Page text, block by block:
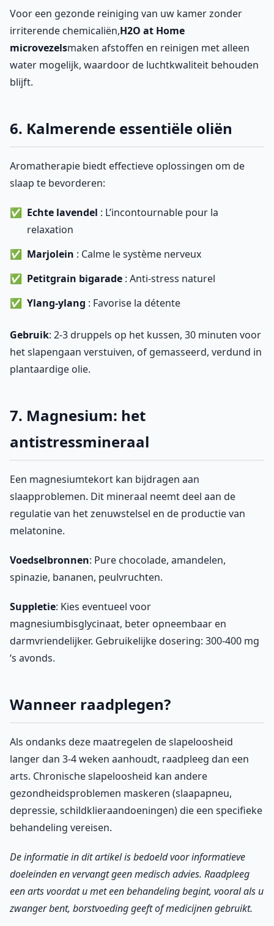
Voor een gezonde reiniging van uw kamer zonder
irriterende chemicaliën,H2O at Home
microvezelsmaken afstoffen en reinigen met alleen
water mogelijk, waardoor de luchtkwaliteit behouden
blijft.
6. Kalmerende essentiële oliën
Aromatherapie biedt effectieve oplossingen om de
slaap te bevorderen:
Echte lavendel : L’incontournable pour la
relaxation
Marjolein : Calme le système nerveux
Petitgrain bigarade : Anti-stress naturel
Ylang-ylang : Favorise la détente
Gebruik: 2-3 druppels op het kussen, 30 minuten voor
het slapengaan verstuiven, of gemasseerd, verdund in
plantaardige olie.
7. Magnesium: het
antistressmineraal
Een magnesiumtekort kan bijdragen aan
slaapproblemen. Dit mineraal neemt deel aan de
regulatie van het zenuwstelsel en de productie van
melatonine.
Voedselbronnen: Pure chocolade, amandelen,
spinazie, bananen, peulvruchten.
Suppletie: Kies eventueel voor
magnesiumbisglycinaat, beter opneembaar en
darmvriendelijker. Gebruikelijke dosering: 300-400 mg
‘s avonds.
Wanneer raadplegen?
Als ondanks deze maatregelen de slapeloosheid
langer dan 3-4 weken aanhoudt, raadpleeg dan een
arts. Chronische slapeloosheid kan andere
gezondheidsproblemen maskeren (slaapapneu,
depressie, schildklieraandoeningen) die een specifieke
behandeling vereisen.
De informatie in dit artikel is bedoeld voor informatieve
doeleinden en vervangt geen medisch advies. Raadpleeg
een arts voordat u met een behandeling begint, vooral als u
zwanger bent, borstvoeding geeft of medicijnen gebruikt.